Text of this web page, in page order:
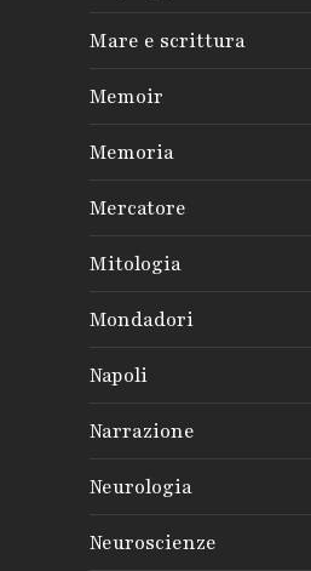
Mare e scrittura
Memoir
Memoria
Mercatore
Mitologia
Mondadori
Napoli
Narrazione
Neurologia
Neuroscienze